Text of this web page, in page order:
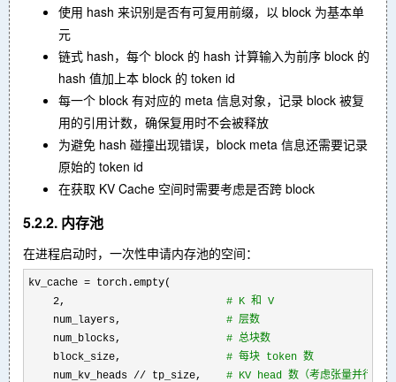
使用 hash 来识别是否有可复用前缀，以 block 为基本单
元
链式 hash，每个 block 的 hash 计算输入为前序 block 的
hash 值加上本 block 的 token id
每一个 block 有对应的 meta 信息对象，记录 block 被复
用的引用计数，确保复用时不会被释放
为避免 hash 碰撞出现错误，block meta 信息还需要记录
原始的 token id
在获取 KV Cache 空间时需要考虑是否跨 block
5.2.2. 内存池
在进程启动时，一次性申请内存池的空间：
kv_cache = torch.empty(
2, # K 和 V
    num_layers,
# 层数
    num_blocks,
# 总块数
    block_size,
# 每块 token 数
    num_kv_heads // tp_size,
# KV head 数（考虑张量并行）